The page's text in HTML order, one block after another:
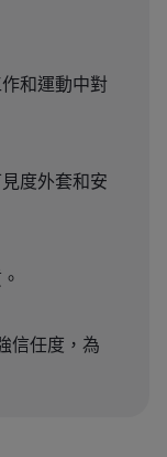
和運動中對
度外套和安
信任度，為